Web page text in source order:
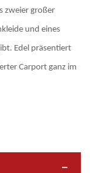
zweier großer
und eines
Edel präsentiert
Carport ganz im